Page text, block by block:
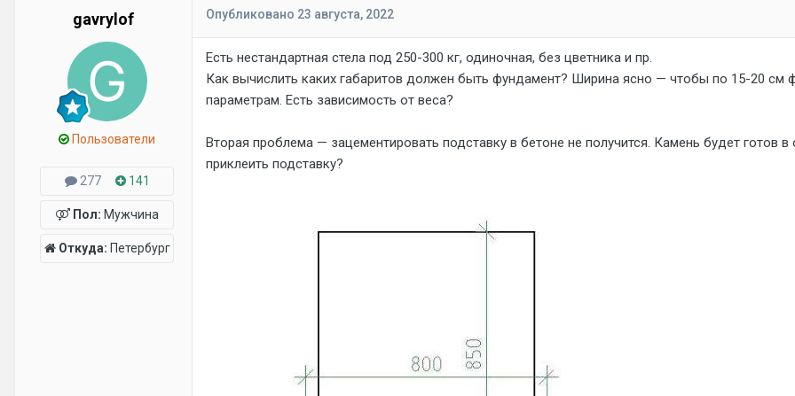
gavrylof
Пользователи
277 141
Пол: Мужчина
Откуда: Петербург
Опубликовано 23 августа, 2022
Есть нестандартная стела под 250-300 кг, одиночная, без цветника и пр.
Как вычислить каких габаритов должен быть фундамент? Ширина ясно — чтобы по 15-20 см
параметрам. Есть зависимость от веса?
Вторая проблема — зацементировать подставку в бетоне не получится. Камень будет готов
приклеить подставку?